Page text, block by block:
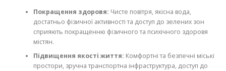
Покращення здоровя: Чисте повітря, якісна вода,
достатньо фізичної активності та доступ до зелених зон
сприяють покращенню фізичного та психічного здоровя
містян.
Підвищення якості життя: Комфортні та безпечні міські
простори, зручна транспортна інфраструктура, доступ до